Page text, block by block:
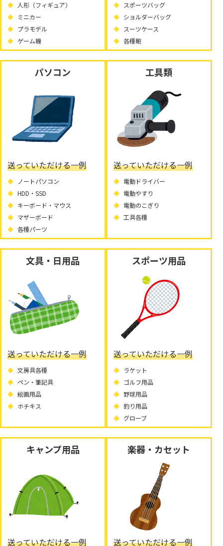
人形（フィギュア）
ミニカー
プラモデル
ゲーム機
スポーツバッグ
ショルダーバッグ
スーツケース
各種鞄
パソコン
送っていただける一例
ノートパソコン
HDD・SSD
キーボード・マウス
マザーボード
各種パーツ
工具類
送っていただける一例
電動ドライバー
電動やすり
電動のこぎり
工具各種
文具・日用品
送っていただける一例
文房具各種
ペン・筆記具
絵画用品
ホチキス
スポーツ用品
送っていただける一例
ラケット
ゴルフ用品
野球用品
釣り用品
グローブ
キャンプ用品
送っていただける一例
楽器・カセット
送っていただける一例